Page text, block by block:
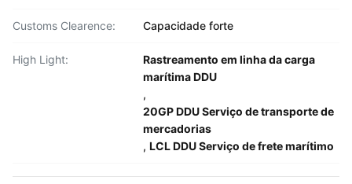
Customs Clearence: Capacidade forte
High Light:
Rastreamento em linha da carga
marítima DDU
,
20GP DDU Serviço de transporte de
mercadorias
, LCL DDU Serviço de frete marítimo